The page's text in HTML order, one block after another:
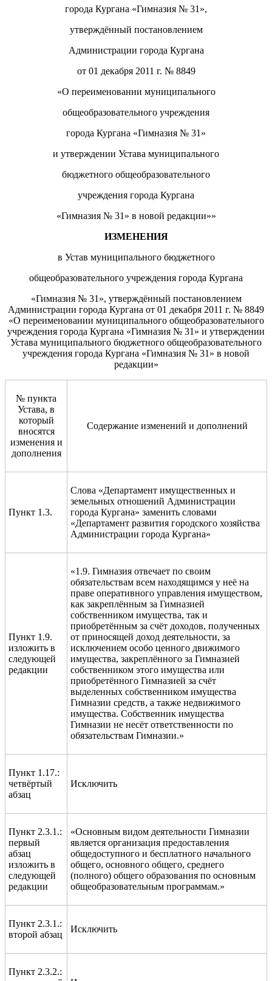
города Кургана «Гимназия № 31»,
утверждённый постановлением
Администрации города Кургана
от 01 декабря 2011 г. № 8849
«О переименовании муниципального
общеобразовательного учреждения
города Кургана «Гимназия № 31»
и утверждении Устава муниципального
бюджетного общеобразовательного
учреждения города Кургана
«Гимназия № 31» в новой редакции»»
ИЗМЕНЕНИЯ
в Устав муниципального бюджетного
общеобразовательного учреждения города Кургана
«Гимназия № 31», утверждённый постановлением
Администрации города Кургана от 01 декабря 2011 г. № 8849
«О переименовании муниципального общеобразовательного
учреждения города Кургана «Гимназия № 31» и утверждении
Устава муниципального бюджетного общеобразовательного
учреждения города Кургана «Гимназия № 31» в новой
редакции»
№ пункта
Устава, в
который
вносятся
изменения и
дополнения
Содержание изменений и дополнений
Пункт 1.3.
Слова «Департамент имущественных и
земельных отношений Администрации
города Кургана» заменить словами
«Департамент развития городского хозяйства
Администрации города Кургана»
Пункт 1.9.
изложить в
следующей
редакции
«1.9. Гимназия отвечает по своим
обязательствам всем находящимся у неё на
праве оперативного управления имуществом,
как закреплённым за Гимназией
собственником имущества, так и
приобретённым за счёт доходов, полученных
от приносящей доход деятельности, за
исключением особо ценного движимого
имущества, закреплённого за Гимназией
собственником этого имущества или
приобретённого Гимназией за счёт
выделенных собственником имущества
Гимназии средств, а также недвижимого
имущества. Собственник имущества
Гимназии не несёт ответственности по
обязательствам Гимназии.»
Пункт 1.17.:
четвёртый
абзац
Исключить
Пункт 2.3.1.:
первый
абзац
изложить в
следующей
редакции
«Основным видом деятельности Гимназии
является организация предоставления
общедоступного и бесплатного начального
общего, основного общего, среднего
(полного) общего образования по основным
общеобразовательным программам.»
Пункт 2.3.1.:
второй абзац
Исключить
Пункт 2.3.2.: